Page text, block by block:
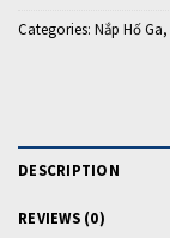
Categories: Nắp Hố Ga,
DESCRIPTION
REVIEWS (0)